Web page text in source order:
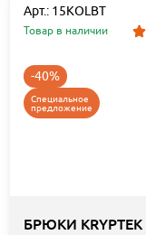
Арт.: 15KOLBT
Товар в наличии
-40%
Специальное
предложение
БРЮКИ KRYPTEK